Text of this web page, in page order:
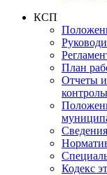
КСП
План
Отчеты
Кодекс